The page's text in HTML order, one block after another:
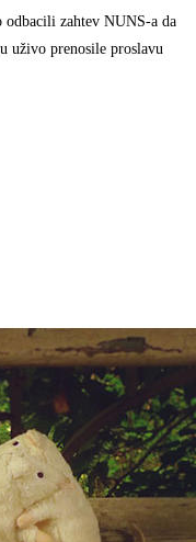
odbacili zahtev NUNS-a da
uživo prenosile proslavu